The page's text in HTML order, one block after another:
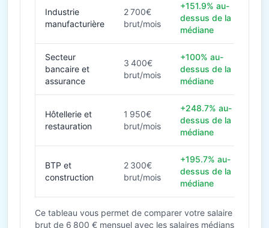
Industrie
manufacturière
2 700€
brut/mois
+151.9% au-
dessus de la
médiane
Secteur
bancaire et
assurance
3 400€
brut/mois
+100% au-
dessus de la
médiane
Hôtellerie et
restauration
1 950€
brut/mois
+248.7% au-
dessus de la
médiane
BTP et
construction
2 300€
brut/mois
+195.7% au-
dessus de la
médiane
Ce tableau vous permet de comparer votre salaire
brut de 6 800 € mensuel avec les salaires médians